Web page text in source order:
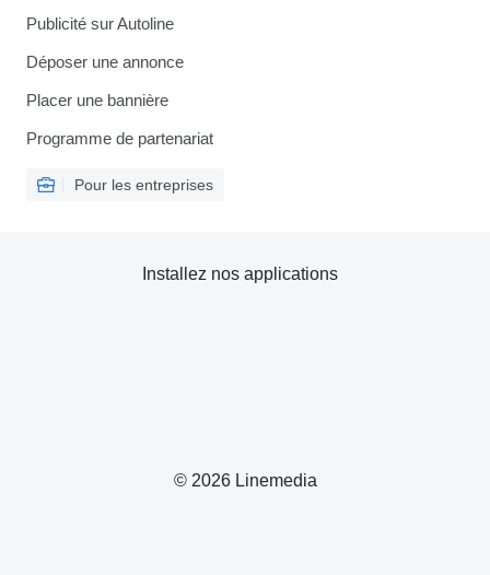
Publicité sur Autoline
Déposer une annonce
Placer une bannière
Programme de partenariat
Pour les entreprises
© 2026 Linemedia
Installez nos applications